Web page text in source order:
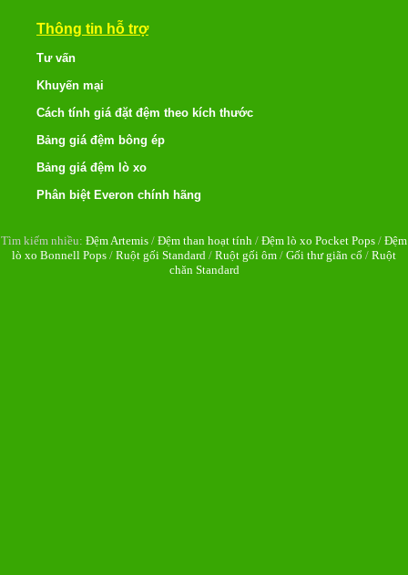
Thông tin hỗ trợ
Tư vấn
Khuyến mại
Cách tính giá đặt đệm theo kích thước
Bảng giá đệm bông ép
Bảng giá đệm lò xo
Phân biệt Everon chính hãng
Tìm kiếm nhiều: Đệm Artemis / Đệm than hoạt tính / Đệm lò xo Pocket Pops / Đệm
lò xo Bonnell Pops / Ruột gối Standard / Ruột gối ôm / Gối thư giãn cổ / Ruột
chăn Standard